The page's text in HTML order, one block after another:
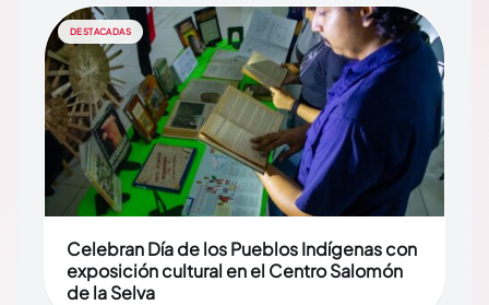
DESTACADAS
Celebran Día de los Pueblos Indígenas con
exposición cultural en el Centro Salomón
de la Selva